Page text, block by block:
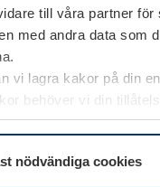
till våra partner
med andra data som
vi lagra kakor på din
behöver vi din
Dataskyddsförklaring
nödvändiga cookies